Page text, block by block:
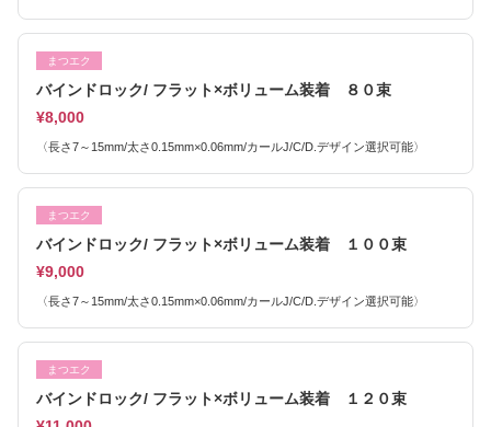
まつエク
バインドロック/ フラット×ボリューム装着 ８０束
¥8,000
〈長さ7～15mm/太さ0.15mm×0.06mm/カールJ/C/D.デザイン選択可能〉
まつエク
バインドロック/ フラット×ボリューム装着 １００束
¥9,000
〈長さ7～15mm/太さ0.15mm×0.06mm/カールJ/C/D.デザイン選択可能〉
まつエク
バインドロック/ フラット×ボリューム装着 １２０束